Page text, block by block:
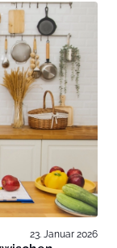
23. Januar 2026